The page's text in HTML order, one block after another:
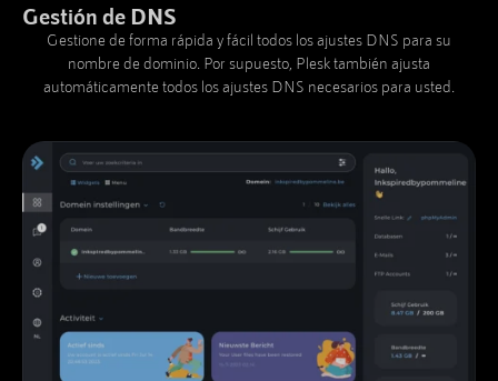
Gestión de DNS
Gestione de forma rápida y fácil todos los ajustes DNS para su
nombre de dominio. Por supuesto, Plesk también ajusta
automáticamente todos los ajustes DNS necesarios para usted.